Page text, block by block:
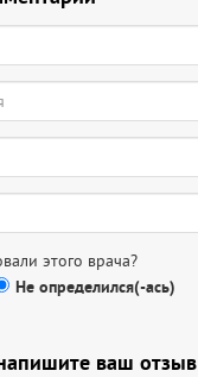
этого врача?
Не определился(-ась)
ваш отзыв